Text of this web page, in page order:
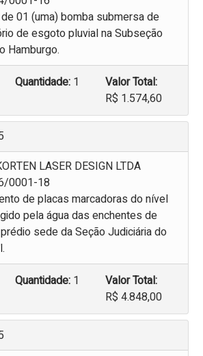
01 (uma) bomba submersa de
de esgoto pluvial na Subseção
Hamburgo.
Quantidade: 1
Valor Total:
R$ 1.574,60
LASER DESIGN LTDA
0001-18
de placas marcadoras do nível
pela água das enchentes de
sede da Seção Judiciária do
Quantidade: 1
Valor Total:
R$ 4.848,00